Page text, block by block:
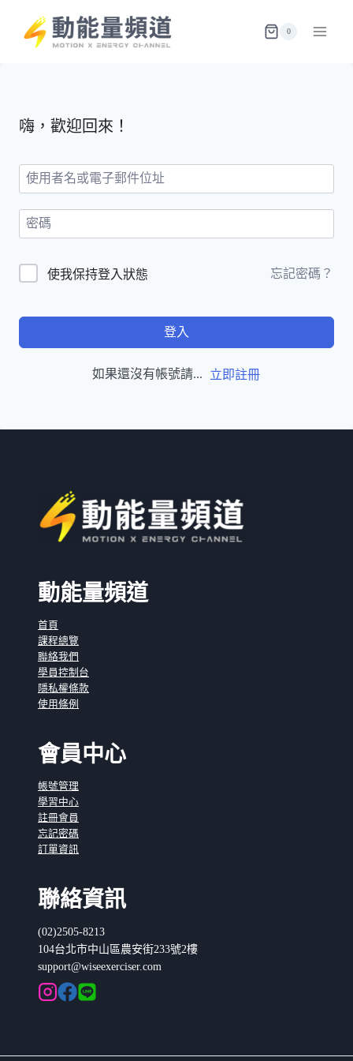
content
0
嗨，歡迎回來！
使我保持登入狀態 忘記密碼？
登入
如果還沒有帳號請... 立即註冊
動能量頻道
首頁
課程總覽
聯絡我們
學員控制台
隱私權條款
使用條例
會員中心
帳號管理
學習中心
註冊會員
忘記密碼
訂單資訊
聯絡資訊
(02)2505-8213
104台北市中山區農安街233號2樓
support@wiseexerciser.com